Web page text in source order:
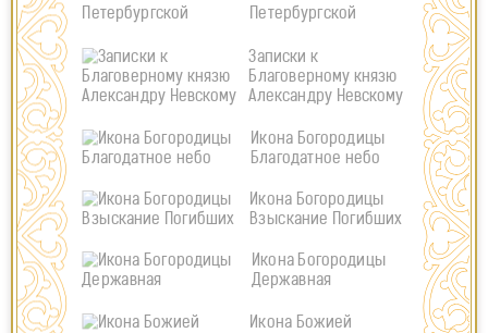
Петербургской
Записки к
Благоверному князю
Александру Невскому
Икона Богородицы
Благодатное небо
Икона Богородицы
Взыскание Погибших
Икона Богородицы
Державная
Икона Божией